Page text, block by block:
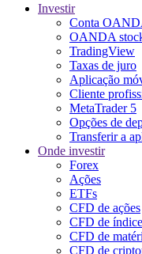
Investir
Conta
OANDA
TradingView
Taxas de juro
Aplicação
Cliente
MetaTrader 5
Opções de
Transferir a
Onde investir
Forex
Ações
ETFs
CFD de ações
CFD de
CFD de
CFD de